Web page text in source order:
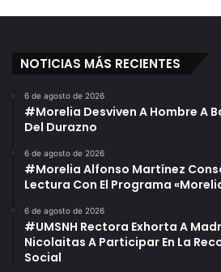
NOTICIAS MÁS RECIENTES
6 de agosto de 2026
#Morelia Desviven A Hombre A
Del Durazno
6 de agosto de 2026
#Morelia Alfonso Martínez
Lectura Con El Programa
6 de agosto de 2026
#UMSNH Rectora Exhorta A
Nicolaitas A Participar En La
Social